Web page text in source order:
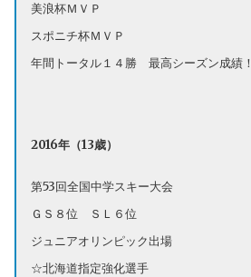
美浪杯ＭＶＰ
スポニチ杯ＭＶＰ
年間トータル１４勝 最高シーズン成績！
2016年（13歳）
第53回全国中学スキー大会
ＧＳ８位 ＳＬ６位
ジュニアオリンピック出場
☆北海道指定強化選手